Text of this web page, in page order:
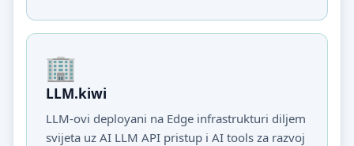
LLM.kiwi
LLM-ovi deployani na Edge infrastrukturi diljem
svijeta uz AI LLM API pristup i AI tools za razvoj